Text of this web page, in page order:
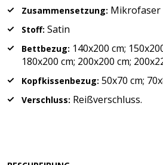
Zusammensetzung: Mikrofaser
Stoff: Satin
Bettbezug: 140x200 cm;
180x200 cm; 200x200 cm;
Kopfkissenbezug: 50x70 cm;
Verschluss: Reißverschluss.